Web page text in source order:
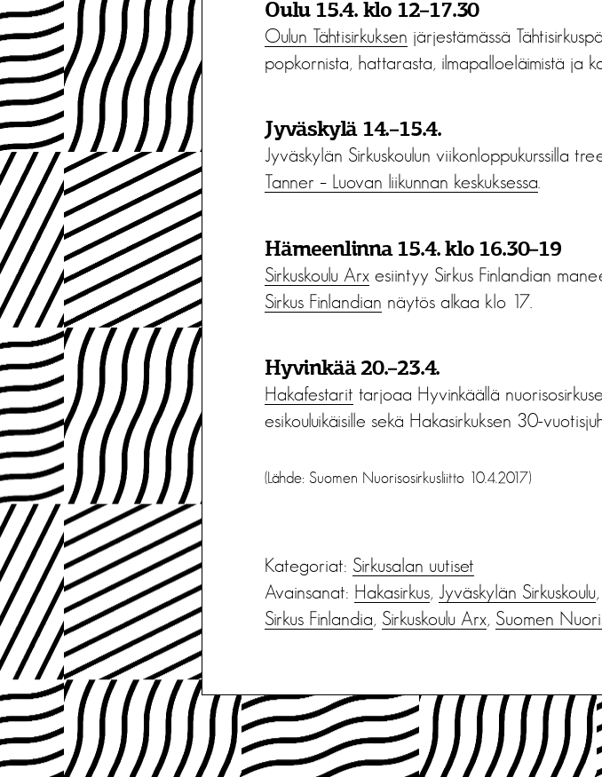
Oulu 15.4. klo 12–17.30
Oulun Tähtisirkuksen järjestämässä
popkornista, hattarasta, ilmapalloeläimistä ja
Jyväskylä 14.–15.4.
Jyväskylän Sirkuskoulun viikonloppukurssilla
Tanner – Luovan liikunnan keskuksessa.
Hämeenlinna 15.4. klo 16.30–19
Sirkuskoulu Arx esiintyy Sirkus Finlandian
Sirkus Finlandian näytös alkaa klo 17.
Hyvinkää 20.–23.4.
Hakafestarit tarjoaa Hyvinkäällä
esikouluikäisille sekä Hakasirkuksen 30-
(Lähde: Suomen Nuorisosirkusliitto 10.4.2017)
Kategoriat: Sirkusalan uutiset
Avainsanat: Hakasirkus, Jyväskylän Sirkuskoulu,
Sirkus Finlandia, Sirkuskoulu Arx, Suomen